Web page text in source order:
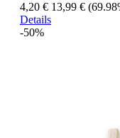
4,20 € 13,99 €
Details
-50%